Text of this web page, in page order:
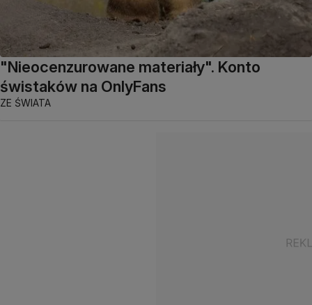
"Nieocenzurowane materiały". Konto
świstaków na OnlyFans
ZE ŚWIATA